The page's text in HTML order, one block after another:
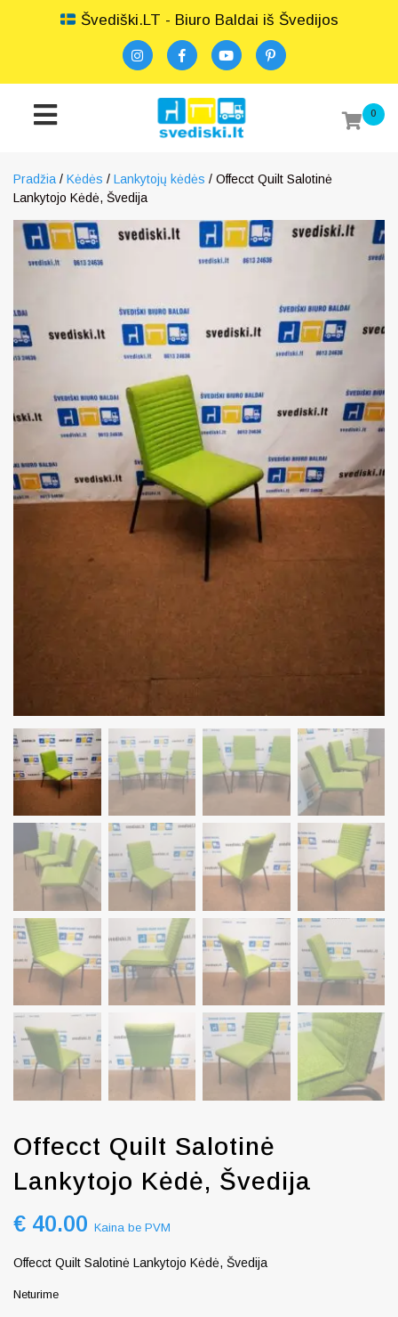
Švediški.LT - Biuro Baldai iš Švedijos
0
Pradžia / Kėdės / Lankytojų kėdės / Offecct Quilt Salotinė
Lankytojo Kėdė, Švedija
Offecct Quilt Salotinė
Lankytojo Kėdė, Švedija
€ 40.00 Kaina be PVM
Offecct Quilt Salotinė Lankytojo Kėdė, Švedija
Neturime